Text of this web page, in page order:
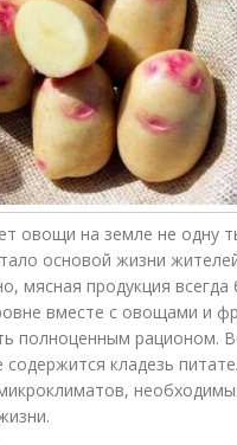
овощи на земле не одну
основой жизни
мясная продукция всегда
вместе с овощами и
полноценным рационом.
кладезь